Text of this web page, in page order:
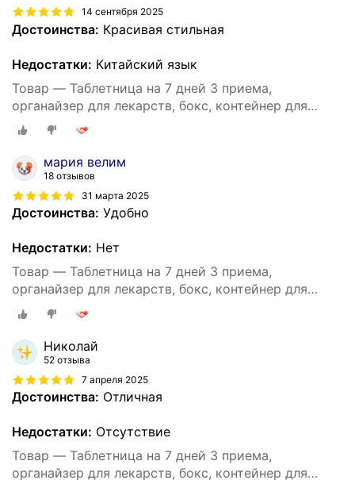
14 сентября 2025
Достоинства: Красивая стильная
Недостатки: Китайский язык
Товар — Таблетница на 7 дней 3 приема,
органайзер для лекарств, бокс, контейнер для
таблеток, большая, на каждый день
мария велим
18 отзывов
31 марта 2025
Достоинства: Удобно
Недостатки: Нет
Товар — Таблетница на 7 дней 3 приема,
органайзер для лекарств, бокс, контейнер для
таблеток, большая, на каждый день
Николай
52 отзыва
7 апреля 2025
Достоинства: Отличная
Недостатки: Отсутствие
Товар — Таблетница на 7 дней 3 приема,
органайзер для лекарств, бокс, контейнер для